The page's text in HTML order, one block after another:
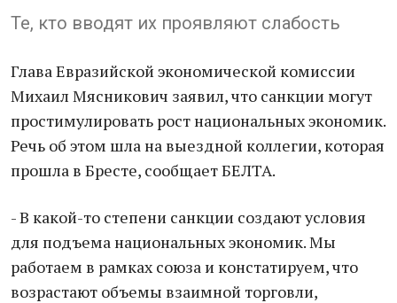
Те, кто вводят их проявляют слабость
Глава Евразийской экономической комиссии
Михаил Мясникович заявил, что санкции могут
простимулировать рост национальных экономик.
Речь об этом шла на выездной коллегии, которая
прошла в Бресте, сообщает БЕЛТА.
- В какой-то степени санкции создают условия
для подъема национальных экономик. Мы
работаем в рамках союза и констатируем, что
возрастают объемы взаимной торговли,